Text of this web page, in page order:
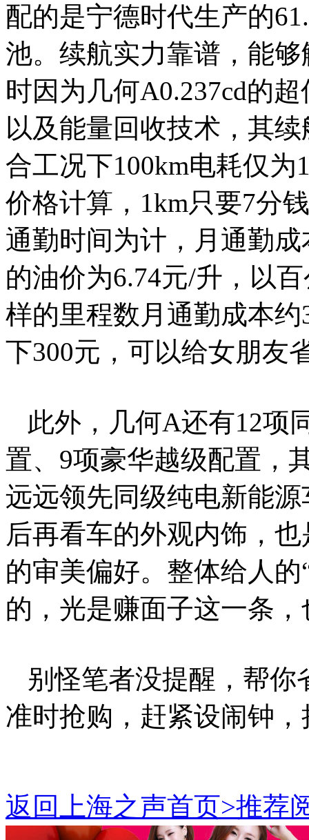
配的是宁德时代生产的
池。续航实力靠谱，能
时因为几何A0.237cd的
以及能量回收技术，其
合工况下100km电耗仅为
价格计算，1km只要7分
通勤时间为计，月通勤
的油价为6.74元/升，以
样的里程数月通勤成本
下300元，可以给女朋友
此外，几何A还有12项
置、9项豪华越级配置，
远远领先同级纯电新能
后再看车的外观内饰，
的审美偏好。整体给人
的，光是赚面子这一条
别怪笔者没提醒，帮你
准时抢购，赶紧设闹钟
返回上海之声首页>推荐